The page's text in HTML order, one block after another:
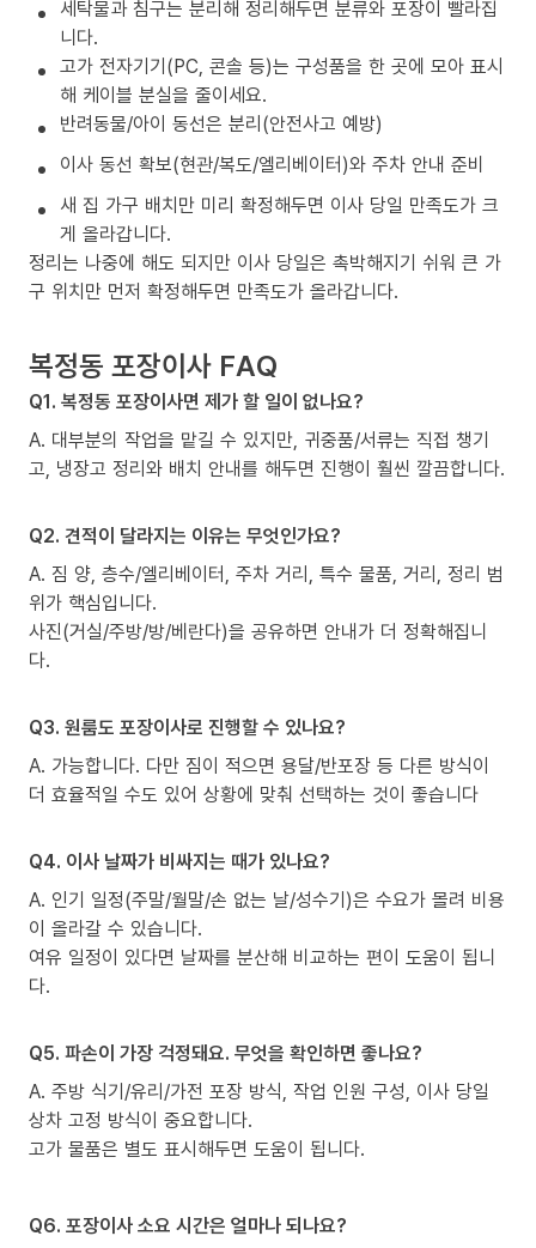
세탁물과 침구는 분리해 정리해두면 분류와 포장이 빨라집
니다.
고가 전자기기(PC, 콘솔 등)는 구성품을 한 곳에 모아 표시
해 케이블 분실을 줄이세요.
반려동물/아이 동선은 분리(안전사고 예방)
이사 동선 확보(현관/복도/엘리베이터)와 주차 안내 준비
새 집 가구 배치만 미리 확정해두면 이사 당일 만족도가 크
게 올라갑니다.
정리는 나중에 해도 되지만 이사 당일은 촉박해지기 쉬워 큰 가
구 위치만 먼저 확정해두면 만족도가 올라갑니다.
복정동 포장이사 FAQ
Q1. 복정동 포장이사면 제가 할 일이 없나요?
A. 대부분의 작업을 맡길 수 있지만, 귀중품/서류는 직접 챙기
고, 냉장고 정리와 배치 안내를 해두면 진행이 훨씬 깔끔합니다.
Q2. 견적이 달라지는 이유는 무엇인가요?
A. 짐 양, 층수/엘리베이터, 주차 거리, 특수 물품, 거리, 정리 범
위가 핵심입니다.
사진(거실/주방/방/베란다)을 공유하면 안내가 더 정확해집니
다.
Q3. 원룸도 포장이사로 진행할 수 있나요?
A. 가능합니다. 다만 짐이 적으면 용달/반포장 등 다른 방식이
더 효율적일 수도 있어 상황에 맞춰 선택하는 것이 좋습니다
Q4. 이사 날짜가 비싸지는 때가 있나요?
A. 인기 일정(주말/월말/손 없는 날/성수기)은 수요가 몰려 비용
이 올라갈 수 있습니다.
여유 일정이 있다면 날짜를 분산해 비교하는 편이 도움이 됩니
다.
Q5. 파손이 가장 걱정돼요. 무엇을 확인하면 좋나요?
A. 주방 식기/유리/가전 포장 방식, 작업 인원 구성, 이사 당일
상차 고정 방식이 중요합니다.
고가 물품은 별도 표시해두면 도움이 됩니다.
Q6. 포장이사 소요 시간은 얼마나 되나요?